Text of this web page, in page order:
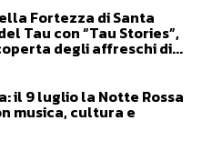
Fortezza di Santa
Tau con “Tau Stories”,
degli affreschi di...
il 9 luglio la Notte Rossa
musica, cultura e